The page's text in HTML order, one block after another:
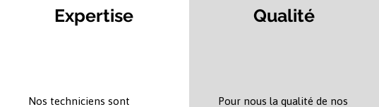
Expertise
Nos techniciens sont
Qualité
Pour nous la qualité de nos